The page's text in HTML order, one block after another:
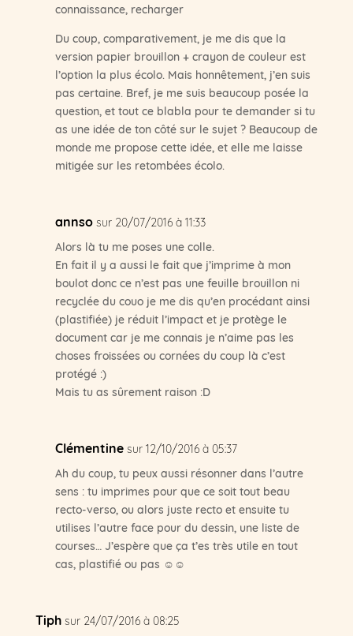
connaissance, recharger
Du coup, comparativement, je me dis que la
version papier brouillon + crayon de couleur est
l’option la plus écolo. Mais honnêtement, j’en suis
pas certaine. Bref, je me suis beaucoup posée la
question, et tout ce blabla pour te demander si tu
as une idée de ton côté sur le sujet ? Beaucoup de
monde me propose cette idée, et elle me laisse
mitigée sur les retombées écolo.
annso sur 20/07/2016 à 11:33
Alors là tu me poses une colle.
En fait il y a aussi le fait que j’imprime à mon
boulot donc ce n’est pas une feuille brouillon ni
recyclée du couo je me dis qu’en procédant ainsi
(plastifiée) je réduit l’impact et je protège le
document car je me connais je n’aime pas les
choses froissées ou cornées du coup là c’est
protégé :)
Mais tu as sûrement raison :D
Clémentine sur 12/10/2016 à 05:37
Ah du coup, tu peux aussi résonner dans l’autre
sens : tu imprimes pour que ce soit tout beau
recto-verso, ou alors juste recto et ensuite tu
utilises l’autre face pour du dessin, une liste de
courses… J’espère que ça t’es très utile en tout
cas, plastifié ou pas ☺☺
Tiph sur 24/07/2016 à 08:25